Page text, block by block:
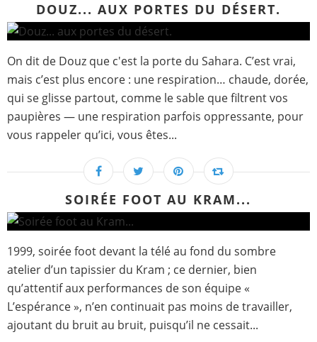
DOUZ... AUX PORTES DU DÉSERT.
On dit de Douz que c'est la porte du Sahara. C’est vrai,
mais c’est plus encore : une respiration… chaude, dorée,
qui se glisse partout, comme le sable que filtrent vos
paupières — une respiration parfois oppressante, pour
vous rappeler qu’ici, vous êtes...
SOIRÉE FOOT AU KRAM...
1999, soirée foot devant la télé au fond du sombre
atelier d’un tapissier du Kram ; ce dernier, bien
qu’attentif aux performances de son équipe «
L’espérance », n’en continuait pas moins de travailler,
ajoutant du bruit au bruit, puisqu’il ne cessait...